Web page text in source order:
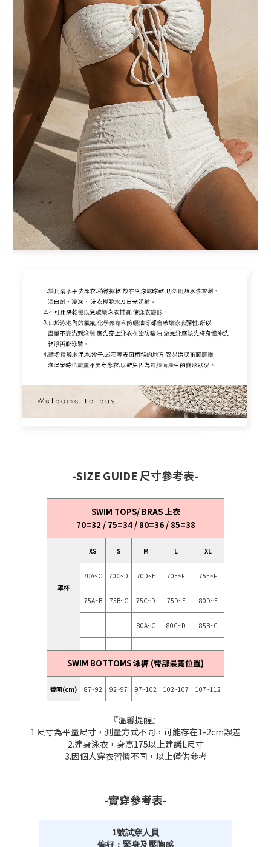
-SIZE GUIDE 尺寸參考表-
SWIM TOPS/ BRAS 上衣
70=32 / 75=34 / 80=36 / 85=38
罩杯
XS S M L XL
70A~C 70C~D 70D~E 70E~F 75E~F
75A~B 75B~C 75C~D 75D~E 80D~E
80A~C 80C~D 85B~C
SWIM BOTTOMS 泳褲 (臀部最寬位置)
臀圍(cm) 87~92 92~97 97~102 102~107 107~112
『溫馨提醒』
1.尺寸為平量尺寸，測量方式不同，可能存在1-2cm誤差
2.連身泳衣，身高175以上建議L尺寸
3.因個人穿衣習慣不同，以上僅供參考
-實穿參考表-
1號試穿人員
偏好：緊身及壓胸感